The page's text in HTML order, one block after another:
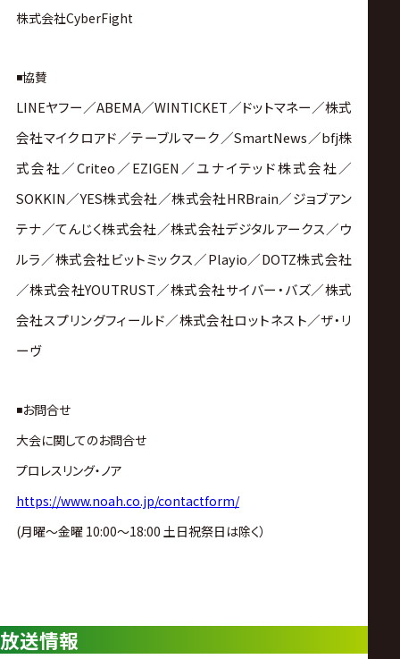
株式会社CyberFight
◾️協賛
LINEヤフー／ABEMA／WINTICKET／ドットマネー／株式
会社マイクロアド／テーブルマーク／SmartNews／bfj株
式会社／Criteo／EZIGEN／ユナイテッド株式会社／
SOKKIN／YES株式会社／株式会社HRBrain／ジョブアン
テナ／てんじく株式会社／株式会社デジタルアークス／ウ
ルラ／株式会社ビットミックス／Playio／DOTZ株式会社
／株式会社YOUTRUST／株式会社サイバー・バズ／株式
会社スプリングフィールド／株式会社ロットネスト／ザ・リ
ーヴ
◾️お問合せ
大会に関してのお問合せ
プロレスリング・ノア
https://www.noah.co.jp/contactform/
(月曜〜金曜 10:00〜18:00 土日祝祭日は除く）
放送情報